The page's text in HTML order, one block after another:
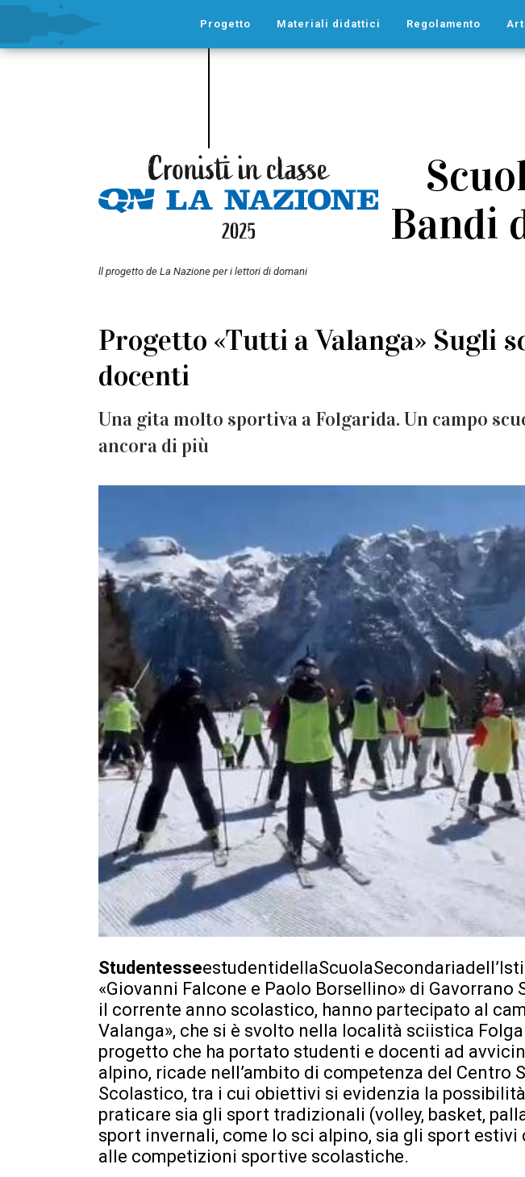
Progetto Materiali didattici Regolamento
ll progetto de La Nazione per i lettori di domani
Bandi
Progetto «Tutti a Valanga» Sugli
docenti
Una gita molto sportiva a Folgarida. Un campo
ancora di più
Studentesse
«Giovanni Falcone e Paolo Borsellino» di Gavorrano
il corrente anno scolastico, hanno partecipato al
Valanga», che si è svolto nella località sciistica
progetto che ha portato studenti e docenti ad
alpino, ricade nell’ambito di competenza del Centro
Scolastico, tra i cui obiettivi si evidenzia la
praticare sia gli sport tradizionali (volley, basket,
sport invernali, come lo sci alpino, sia gli sport estivi
alle competizioni sportive scolastiche.